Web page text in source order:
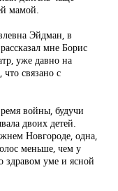
мамой.
Эйдман, в
мне Борис
уже давно на
связано с
войны, будучи
двоих детей.
Новгороде, одна,
меньше, чем у
здравом уме и ясной